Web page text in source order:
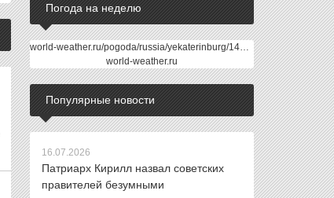
Погода на неделю
world-weather.ru/pogoda/russia/yekaterinburg/14days/
world-weather.ru
Популярные новости
16.07.2026
Патриарх Кирилл назвал советских
правителей безумными